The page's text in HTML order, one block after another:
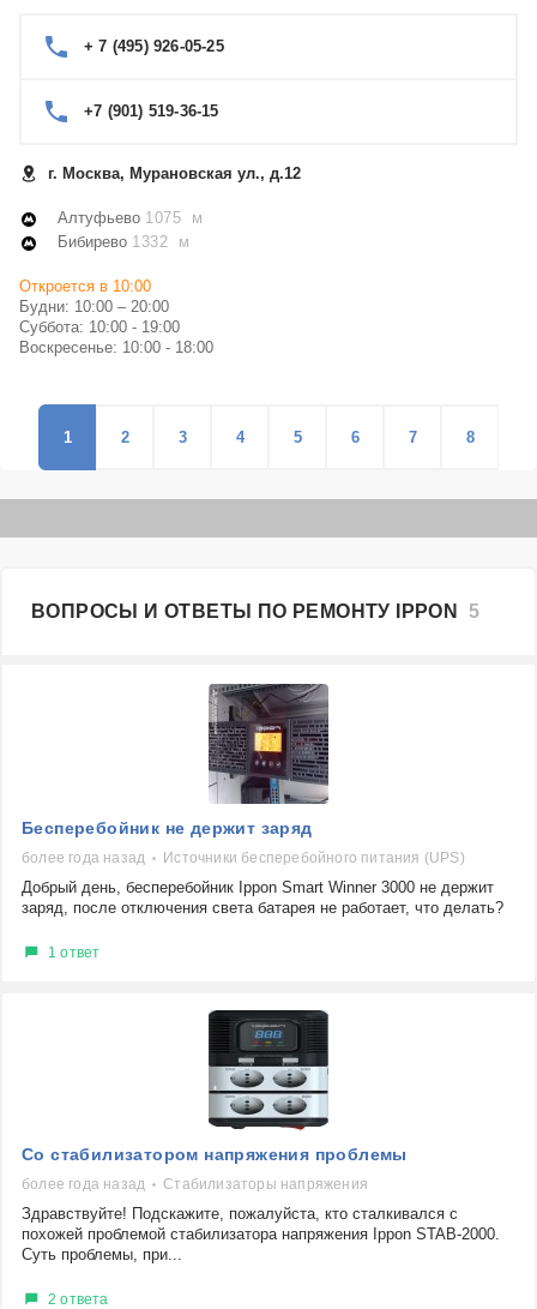
+ 7 (495) 926-05-25
+7 (901) 519-36-15
г. Москва, Мурановская ул., д.12
Алтуфьево 1075 м
Бибирево 1332 м
Откроется в 10:00
Будни: 10:00 – 20:00
Суббота: 10:00 - 19:00
Воскресенье: 10:00 - 18:00
1 2 3 4 5 6 7 8
ВОПРОСЫ И ОТВЕТЫ ПО РЕМОНТУ IPPON 5
Бесперебойник не держит заряд
более года назад Источники бесперебойного питания (UPS)
Добрый день, бесперебойник Ippon Smart Winner 3000 не держит
заряд, после отключения света батарея не работает, что делать?
1 ответ
Со стабилизатором напряжения проблемы
более года назад Стабилизаторы напряжения
Здравствуйте! Подскажите, пожалуйста, кто сталкивался с
похожей проблемой стабилизатора напряжения Ippon STAB-2000.
Суть проблемы, при...
2 ответа